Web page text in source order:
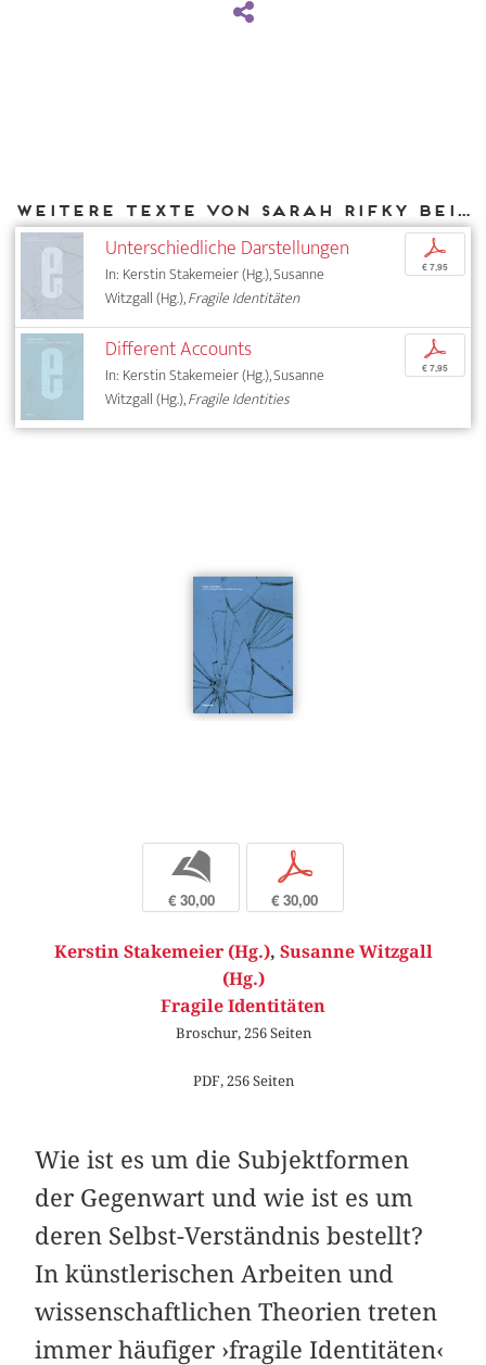
Weitere Texte von Sarah Rifky bei DIAPHANES
Unterschiedliche Darstellungen
In: Kerstin Stakemeier (Hg.), Susanne
Witzgall (Hg.),Fragile Identitäten
p
€ 7,95
Different Accounts
In: Kerstin Stakemeier (Hg.), Susanne
Witzgall (Hg.),Fragile Identities
p
€ 7,95
b
€ 30,00
p
€ 30,00
Kerstin Stakemeier (Hg.), Susanne Witzgall
(Hg.)
Fragile Identitäten
Broschur, 256 Seiten
PDF, 256 Seiten
Wie ist es um die Subjektformen
der Gegenwart und wie ist es um
deren Selbst-Verständnis bestellt?
In künstlerischen Arbeiten und
wissenschaftlichen Theorien treten
immer häufiger ›fragile Identitäten‹